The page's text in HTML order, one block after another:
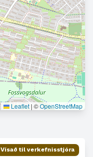
Leaflet | ©OpenStreetMap
Vísað til verkefnisstjóra